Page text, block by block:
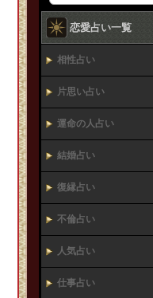
恋愛占い一覧
相性占い
片思い占い
運命の人占い
結婚占い
復縁占い
不倫占い
人気占い
仕事占い